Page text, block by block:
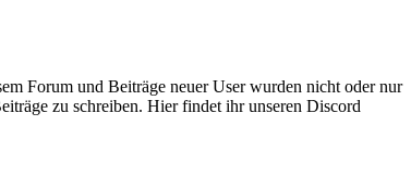
Forum und Beiträge neuer User wurden nicht oder nur
zu schreiben. Hier findet ihr unseren Discord